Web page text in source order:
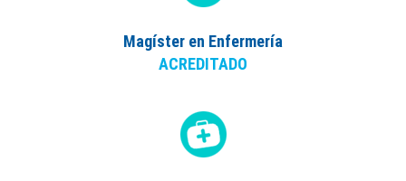
Magíster en Enfermería
ACREDITADO